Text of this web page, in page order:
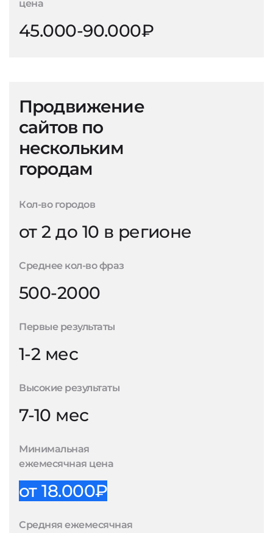
цена
45.000-90.000₽
Продвижение
сайтов по
нескольким
городам
Кол-во городов
от 2 до 10 в регионе
Среднее кол-во фраз
500-2000
Первые результаты
1-2 мес
Высокие результаты
7-10 мес
Минимальная
ежемесячная цена
от 18.000₽
Средняя ежемесячная